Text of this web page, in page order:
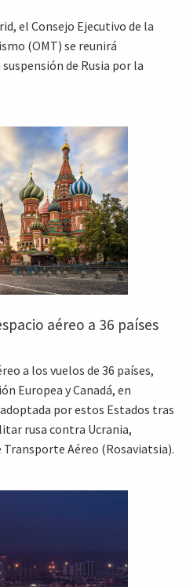
el Consejo Ejecutivo de la
(OMT) se reunirá
de Rusia por la
aéreo a 36 países
a los vuelos de 36 países,
Europea y Canadá, en
por estos Estados tras
rusa contra Ucrania,
Aéreo (Rosaviatsia).